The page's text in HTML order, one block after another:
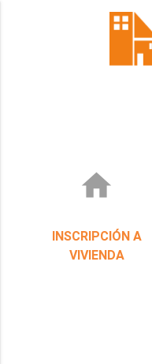
home
INSCRIPCIÓN A
VIVIENDA